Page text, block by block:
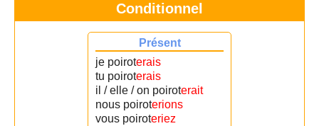
Conditionnel
Présent
je poiroterais
tu poiroterais
il / elle / on poiroterait
nous poiroterions
vous poiroteriez